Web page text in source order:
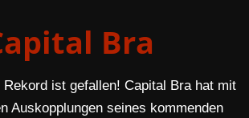
Bra
Rekord ist gefallen! Capital Bra hat mit
Auskopplungen seines kommenden